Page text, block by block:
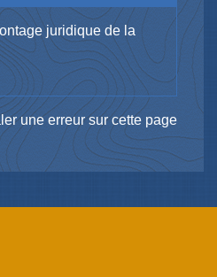
juridique de la
une erreur sur cette page